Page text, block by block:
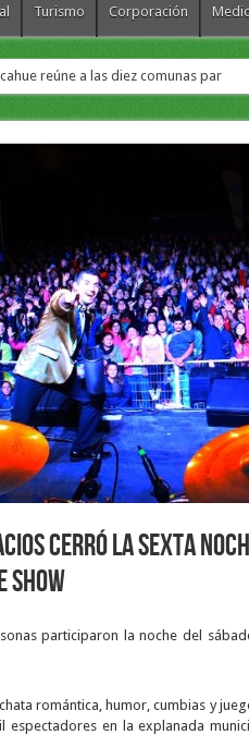
Turismo Corporación
reúne a las diez comunas para
cerró la Sexta
show
participaron la noche del
romántica, humor, cumbias y
espectadores en la explanada